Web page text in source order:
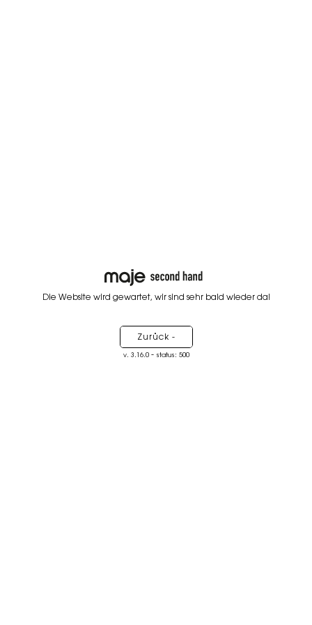
Die Website wird gewartet, wir sind sehr bald wieder da!
Zurück -
v. 3.16.0- status: 500